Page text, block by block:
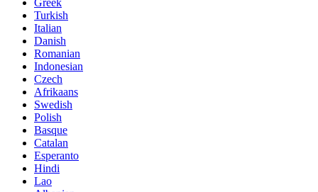
Turkish
Italian
Danish
Romanian
Indonesian
Czech
Afrikaans
Swedish
Polish
Basque
Catalan
Esperanto
Hindi
Lao